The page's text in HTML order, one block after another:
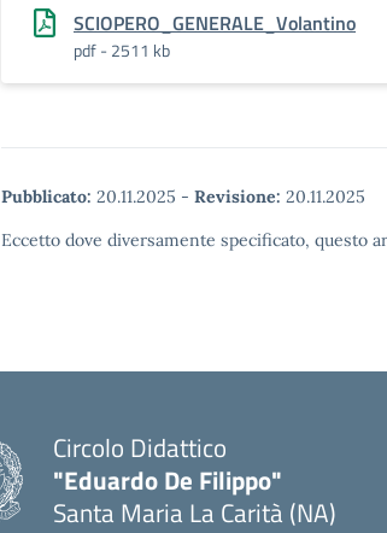
SCIOPERO_GENERALE_Volantino
pdf - 2511 kb
Pubblicato: 20.11.2025 - Revisione: 20.11.2025
Eccetto dove diversamente specificato, questo
Circolo Didattico
"Eduardo De Filippo"
Santa Maria La Carità (NA)